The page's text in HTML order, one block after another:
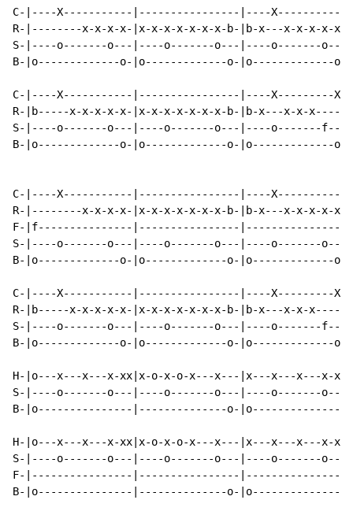
C-|----X-----------|----------------|----
R-|--------x-x-x-x-|x-x-x-x-x-x-x-b-|b-x---x-x-x-x-x-
S-|----o-------o---|----o-------o---|----o-------
B-|o-------------o-|o-------------o-|o-------------
C-|----X-----------|----------------|----X---------
R-|b-----x-x-x-x-x-|x-x-x-x-x-x-x-b-|b-x---x-x-
S-|----o-------o---|----o-------o---|----o-------
B-|o-------------o-|o-------------o-|o-------------o-
C-|----X-----------|----------------|----
R-|--------x-x-x-x-|x-x-x-x-x-x-x-b-|b-x---x-x-x-x-x-
F-|f---------------|----------------
S-|----o-------o---|----o-------o---|----o-------
B-|o-------------o-|o-------------o-|o-------------
C-|----X-----------|----------------|----X---------
R-|b-----x-x-x-x-x-|x-x-x-x-x-x-x-b-|b-x---x-x-
S-|----o-------o---|----o-------o---|----o-------
B-|o-------------o-|o-------------o-|o-------------o-
H-|o---x---x---x-xx|x-o-x-o-x---x---|x---x---x---x-
S-|----o-------o---|----o-------o---|----o-------o---
B-|o---------------|--------------o-
H-|o---x---x---x-xx|x-o-x-o-x---x---|x---x---x---x-
S-|----o-------o---|----o-------o---|----o-------
F-|----------------|----------------|----------------
B-|o---------------|--------------o-|o---------------